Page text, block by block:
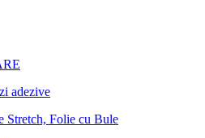
adezive
Stretch, Folie cu Bule